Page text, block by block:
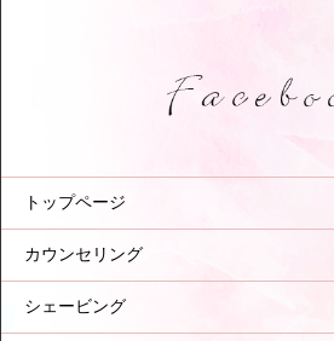
トップページ
カウンセリング
シェービング